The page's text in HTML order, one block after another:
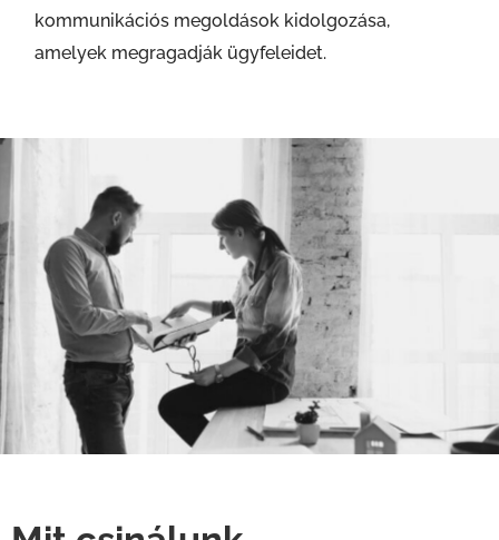
kommunikációs megoldások kidolgozása,
amelyek megragadják ügyfeleidet.